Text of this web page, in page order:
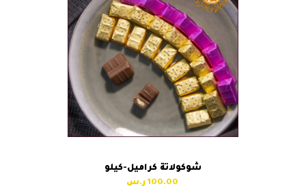
شوكولاتة كراميل-كيلو